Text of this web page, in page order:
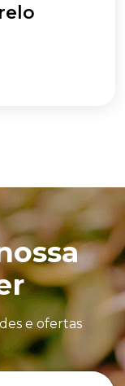
e ofertas